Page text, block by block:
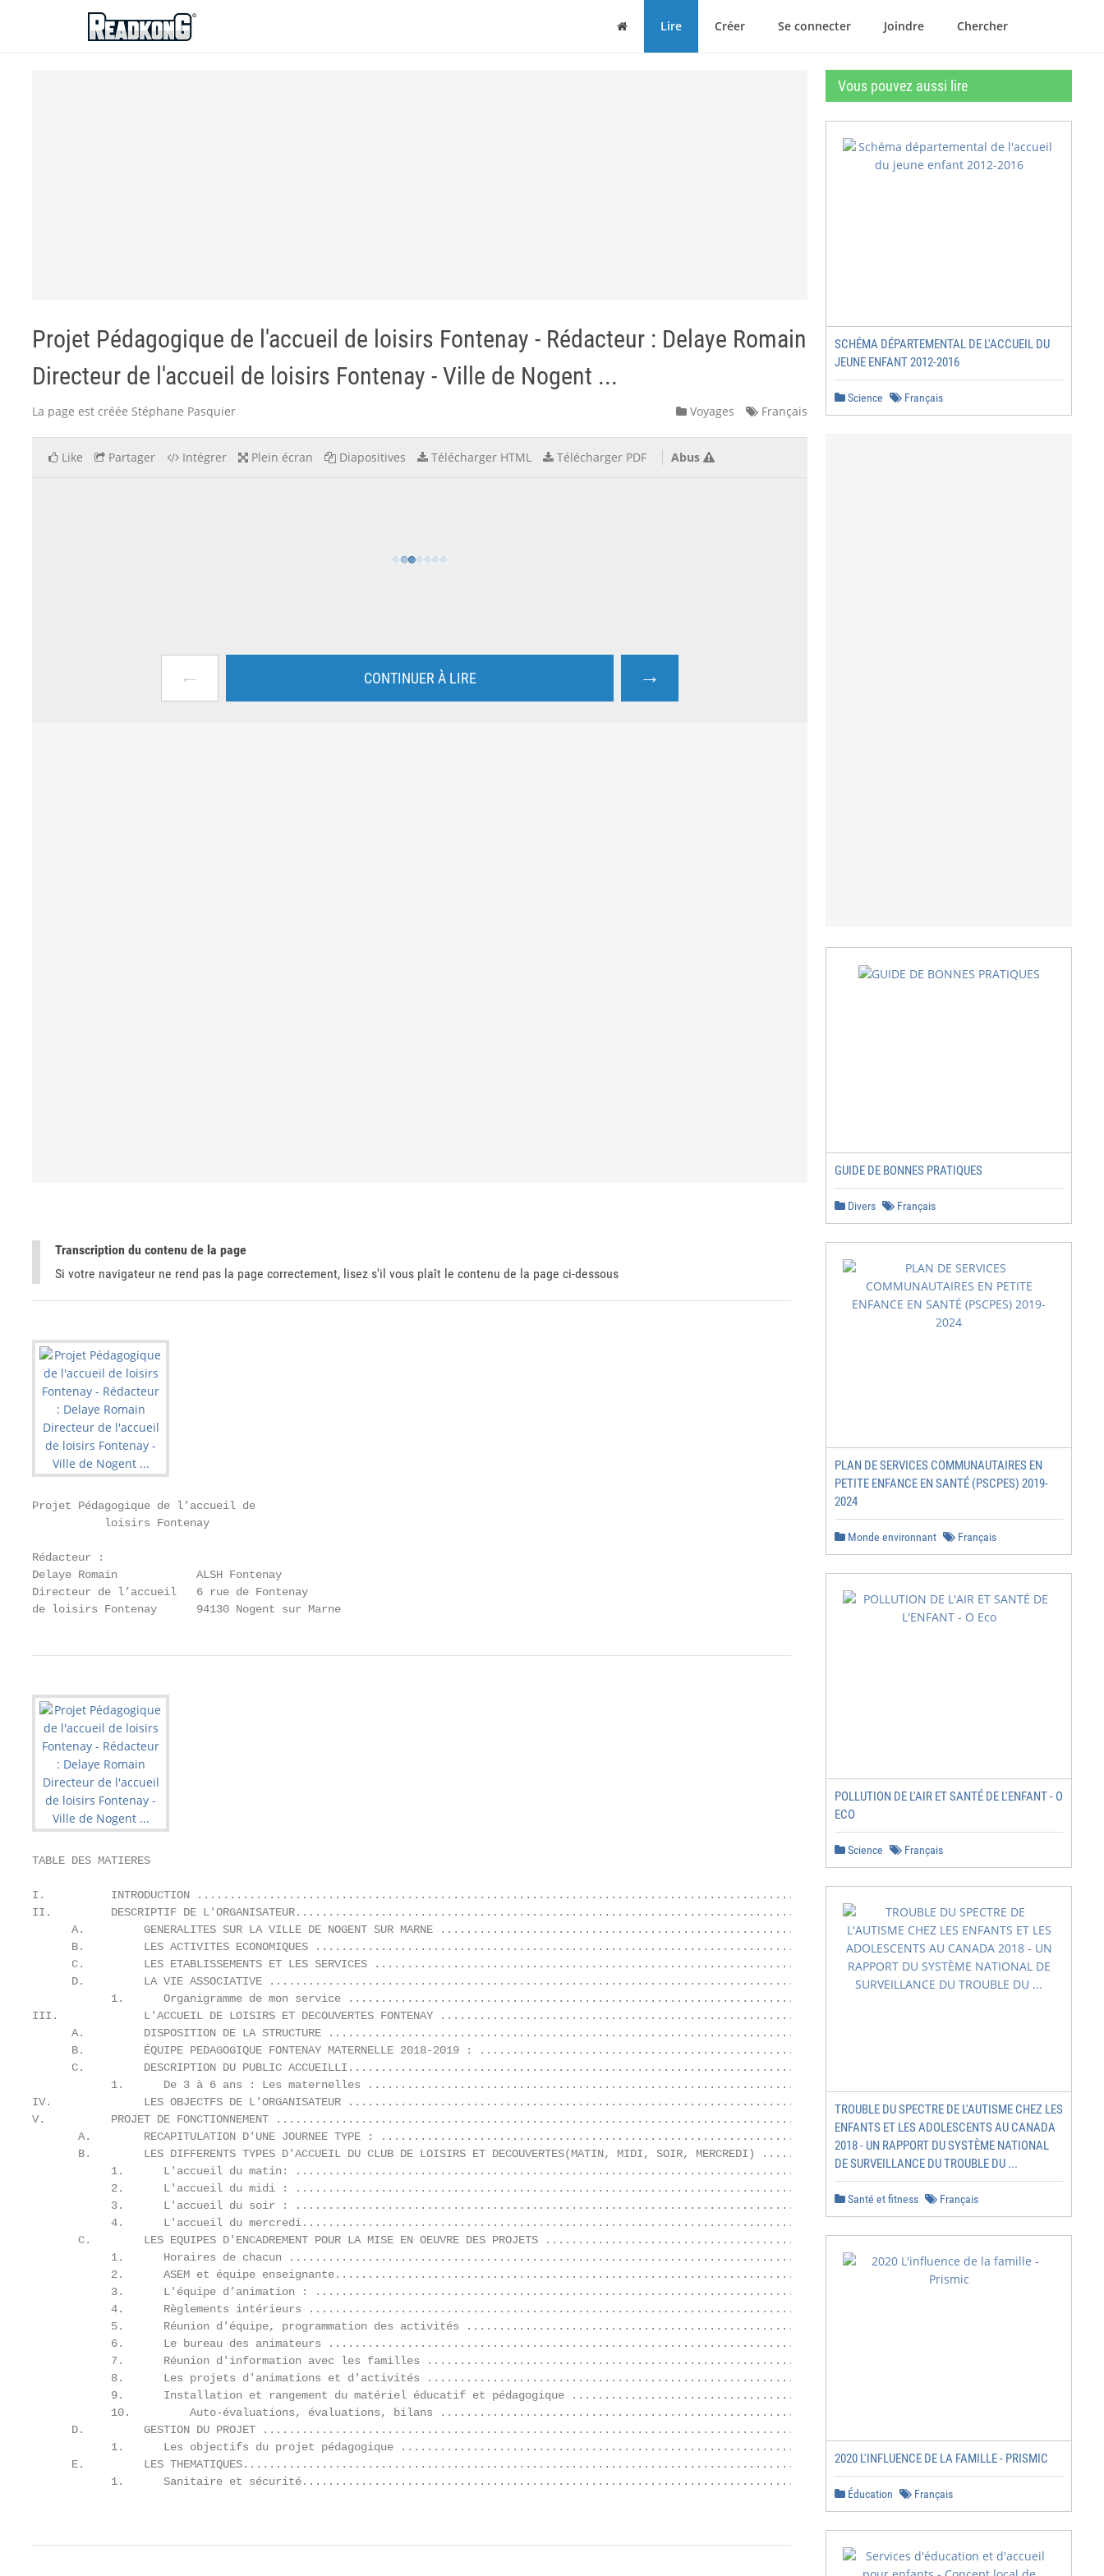
ReadkonG
MaisonLire Créer Se connecter Joindre Chercher
Projet Pédagogique de l'accueil de loisirs Fontenay - Rédacteur : Delaye Romain
Directeur de l'accueil de loisirs Fontenay - Ville de Nogent ...
La page est créée Stéphane Pasquier Voyages Français
Like Partager Intégrer Plein écran Diapositives Télécharger HTML Télécharger PDF Abus
← CONTINUER À LIRE →
Transcription du contenu de la page
Si votre navigateur ne rend pas la page correctement, lisez s'il vous plaît le contenu de la page ci-dessous
Projet Pédagogique de l’accueil de
           loisirs Fontenay
Rédacteur :
Delaye Romain            ALSH Fontenay
Directeur de l’accueil   6 rue de Fontenay
de loisirs Fontenay      94130 Nogent sur Marne
TABLE DES MATIERES
I.          INTRODUCTION
II.         DESCRIPTIF DE L'ORGANISATEUR...................................................................................................................... 4
      A.         GENERALITES SUR LA VILLE DE NOGENT SUR MARNE ............................................................................................... 4
B.         LES ACTIVITES ECONOMIQUES
C.         LES ETABLISSEMENTS ET LES SERVICES
D.         LA VIE ASSOCIATIVE
1.      Organigramme de mon service
III.             L'ACCUEIL DE LOISIRS ET DECOUVERTES FONTENAY ................................................................................................. 7
A.         DISPOSITION DE LA STRUCTURE
      B.         ÉQUIPE PEDAGOGIQUE FONTENAY MATERNELLE 2018-2019 : ................................................................................. 8
C.         DESCRIPTION DU PUBLIC
1.      De 3 à 6 ans : Les maternelles
IV.              LES OBJECTFS DE L'ORGANISATEUR
V.          PROJET DE FONCTIONNEMENT
A.        RECAPITULATION D'UNE JOURNEE TYPE :
       B.        LES DIFFERENTS TYPES D'ACCUEIL DU CLUB DE LOISIRS ET DECOUVERTES(MATIN, MIDI, SOIR, MERCREDI) ........ 14
1.      L'accueil du matin:
2.      L'accueil du midi :
3.      L'accueil du soir :
4.      L'accueil du
       C.        LES EQUIPES D'ENCADREMENT POUR LA MISE EN OEUVRE DES PROJETS .............................................................. 18
1.      Horaires de chacun
2.      ASEM et équipe
3.      L'équipe d’animation :
4.      Règlements intérieurs
5.      Réunion d'équipe, programmation des activités
6.      Le bureau des animateurs
7.      Réunion d'information avec les familles
8.      Les projets d'animations et d'activités
            9.      Installation et rangement du matériel éducatif et pédagogique ......................................................................... 24
10.         Auto-évaluations, évaluations, bilans
D.         GESTION DU PROJET
1.      Les objectifs du projet pédagogique
E.         LES
1.      Sanitaire et
Vous pouvez aussi lire
SCHÉMA DÉPARTEMENTAL DE L'ACCUEIL DU
JEUNE ENFANT 2012-2016
Science Français
GUIDE DE BONNES PRATIQUES
Divers Français
PLAN DE SERVICES COMMUNAUTAIRES EN
PETITE ENFANCE EN SANTÉ (PSCPES) 2019-
2024
Monde environnant Français
POLLUTION DE L'AIR ET SANTÉ DE L'ENFANT - O
ECO
Science Français
TROUBLE DU SPECTRE DE L'AUTISME CHEZ LES
ENFANTS ET LES ADOLESCENTS AU CANADA
2018 - UN RAPPORT DU SYSTÈME NATIONAL
DE SURVEILLANCE DU TROUBLE DU ...
Santé et fitness Français
2020 L'INFLUENCE DE LA FAMILLE - PRISMIC
Éducation Français